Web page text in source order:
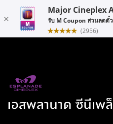
เอสพลานาด ซีนีเพ